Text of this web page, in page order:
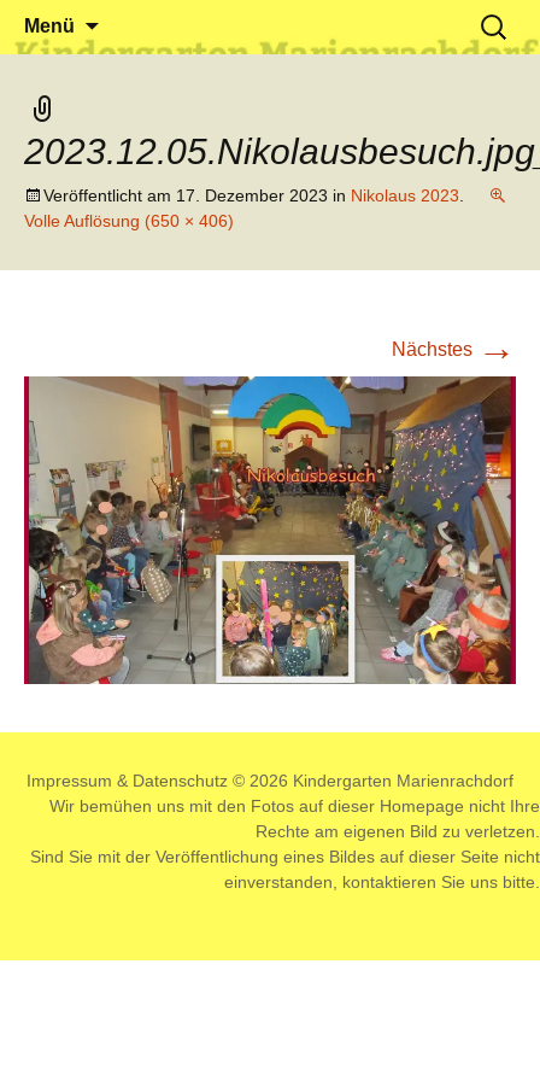
Kindergarten Marienrachdorf
Klein reingehen – Groß rauskommen
Menü
Suchen
nach:
Veröffentlicht am 17. Dezember 2023 in Nikolaus 2023
Volle Auflösung (650 × 406)
Nächstes →
Impressum & Datenschutz © 2026 Kindergarten Marienrachdorf
Wir bemühen uns mit den Fotos auf dieser Homepage nicht Ihre
Rechte am eigenen Bild zu verletzen.
Sind Sie mit der Veröffentlichung eines Bildes auf dieser Seite nicht
einverstanden, kontaktieren Sie uns bitte.